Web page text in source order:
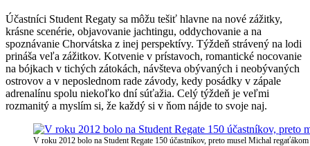
Účastníci Student Regaty sa môžu tešiť hlavne na nové zážitky,
krásne scenérie, objavovanie jachtingu, oddychovanie a na
spoznávanie Chorvátska z inej perspektívy. Týždeň strávený na lodi
prináša veľa zážitkov. Kotvenie v prístavoch, romantické nocovanie
na bójkach v tichých zátokách, návšteva obývaných i neobývaných
ostrovov a v neposlednom rade závody, kedy posádky v zápale
adrenalínu spolu niekoľko dní súťažia. Celý týždeň je veľmi
rozmanitý a myslím si, že každý si v ňom nájde to svoje naj.
V roku 2012 bolo na Student Regate 150 účastníkov, preto musel Michal